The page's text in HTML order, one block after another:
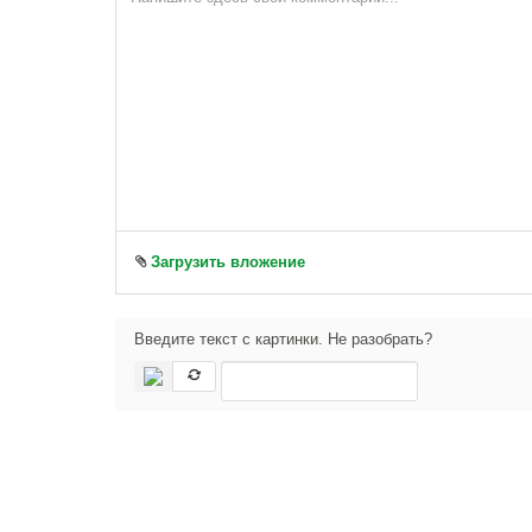
Загрузить вложение
Введите текст с картинки. Не разобрать?